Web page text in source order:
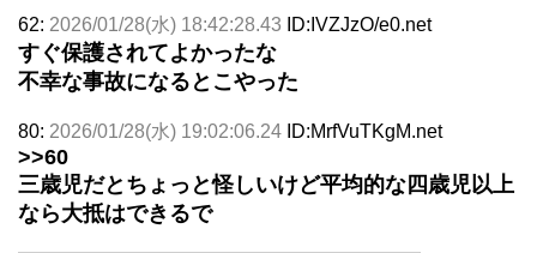
62: 2026/01/28(水) 18:42:28.43 ID:IVZJzO/e0.net
すぐ保護されてよかったな
不幸な事故になるとこやった
80: 2026/01/28(水) 19:02:06.24 ID:MrfVuTKgM.net
>>60
三歳児だとちょっと怪しいけど平均的な四歳児以上
なら大抵はできるで